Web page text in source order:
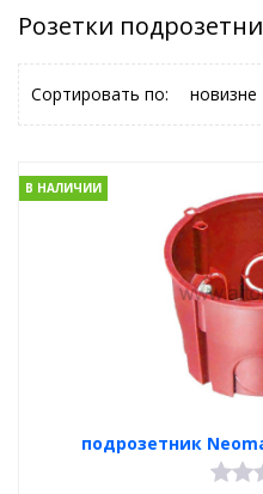
Розетки
Сортировать по: новизне
подрозетник
В НАЛИЧИИ